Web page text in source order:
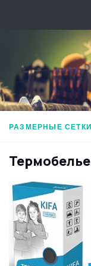
РАЗМЕРНЫЕ СЕТКИ